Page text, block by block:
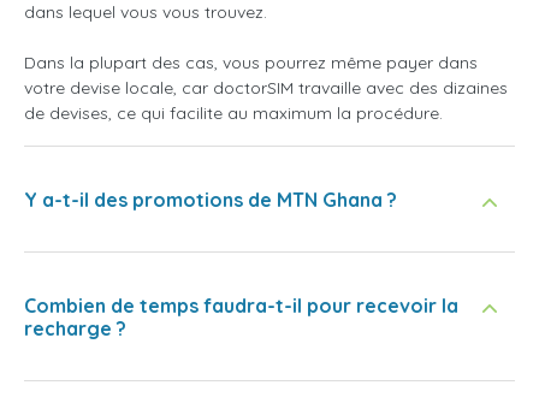
dans lequel vous vous trouvez.
Dans la plupart des cas, vous pourrez même payer dans
votre devise locale, car doctorSIM travaille avec des dizaines
de devises, ce qui facilite au maximum la procédure.
Y a-t-il des promotions de MTN Ghana ?
Combien de temps faudra-t-il pour recevoir la
recharge ?